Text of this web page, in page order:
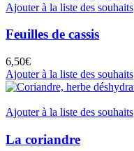
Ajouter à la liste des souhaits
Feuilles de cassis
6,50€
Ajouter à la liste des souhaits
Ajouter à la liste des souhaits
La coriandre